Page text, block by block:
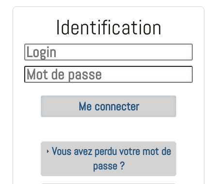
Identification
Vous avez perdu votre mot de
passe ?